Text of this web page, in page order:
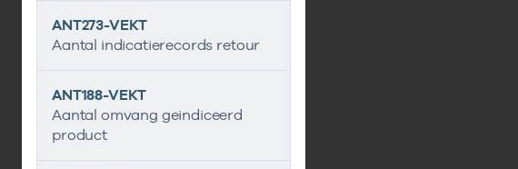
ANT273-VEKT
Aantal indicatierecords retour
ANT188-VEKT
Aantal omvang geindiceerd
product